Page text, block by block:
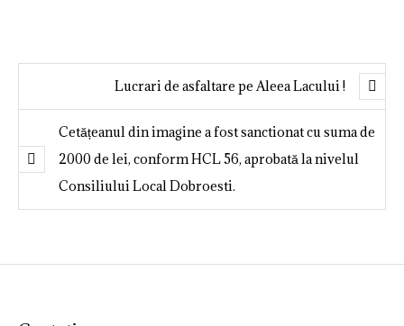
Lucrari de asfaltare pe Aleea Lacului !
Cetățeanul din imagine a fost sanctionat cu suma de
2000 de lei, conform HCL 56, aprobată la nivelul
Consiliului Local Dobroesti.